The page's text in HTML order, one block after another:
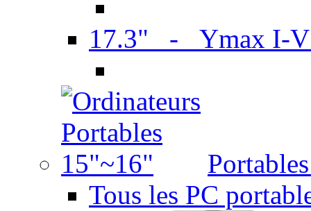
17.3" - Ymax I-
Tous les PC